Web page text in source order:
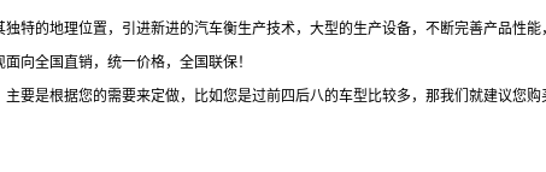
特的地理位置，引进新进的汽车衡生产技术，大型的生产设备，不断完善产品性
向全国直销，统一价格，全国联保！
要是根据您的需要来定做，比如您是过前四后八的车型比较多，那我们就建议您